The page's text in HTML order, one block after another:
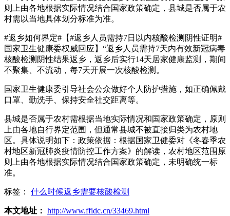
则上由各地根据实际情况结合国家政策确定，县城是否属于农
村需以当地具体划分标准为准。
#返乡如何界定#【#返乡人员需持7日以内核酸检测阴性证明#
国家卫生健康委权威回应】“返乡人员需持7天内有效新冠病毒
核酸检测阴性结果返乡，返乡后实行14天居家健康监测，期间
不聚集、不流动，每7天开展一次核酸检测。
国家卫生健康委引导社会公众做好个人防护措施，如正确佩戴
口罩、勤洗手、保持安全社交距离等。
县城是否属于农村需根据当地实际情况和国家政策确定，原则
上由各地自行界定范围，但通常县城不被直接归类为农村地
区。具体说明如下：政策依据：根据国家卫健委对《冬春季农
村地区新冠肺炎疫情防控工作方案》的解读，农村地区范围原
则上由各地根据实际情况结合国家政策确定，未明确统一标
准。
标签： 什么时候返乡需要核酸检测
本文地址： http://www.ffidc.cn/33469.html